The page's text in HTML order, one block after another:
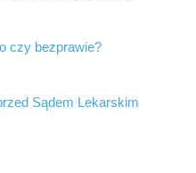
czy bezprawie?
Sądem Lekarskim